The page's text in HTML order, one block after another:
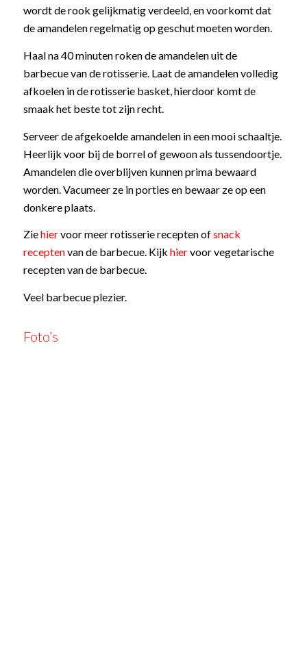
wordt de rook gelijkmatig verdeeld, en voorkomt dat
de amandelen regelmatig op geschut moeten worden.
Haal na 40 minuten roken de amandelen uit de
barbecue van de rotisserie. Laat de amandelen volledig
afkoelen in de rotisserie basket, hierdoor komt de
smaak het beste tot zijn recht.
Serveer de afgekoelde amandelen in een mooi schaaltje.
Heerlijk voor bij de borrel of gewoon als tussendoortje.
Amandelen die overblijven kunnen prima bewaard
worden. Vacumeer ze in porties en bewaar ze op een
donkere plaats.
Ziehiervoor meer rotisserie recepten ofsnack
receptenvan de barbecue. Kijk hiervoor vegetarische
recepten van de barbecue.
Veel barbecue plezier.
Foto’s